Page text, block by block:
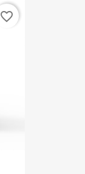
favorite_border